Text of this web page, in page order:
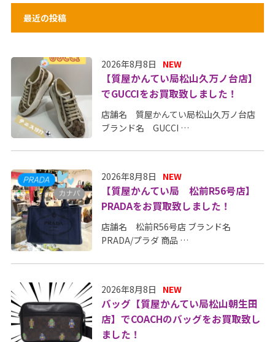
最近の投稿
2026年8月8日 NEW
【質屋かんてい局松山久万ノ台店】
でGUCCIをお買取致しました！
店舗名 質屋かんてい局松山久万ノ台店
ブランド名 GUCCI …
2026年8月8日 NEW
【質屋かんてい局 松前R56号店】
PRADAをお買取致しました！
店舗名 松前R56号店 ブランド名
PRADA/プラダ 商品 …
2026年8月8日 NEW
バッグ【質屋かんてい局松山朝生田
店】でCOACHのバッグをお買取致し
ました！